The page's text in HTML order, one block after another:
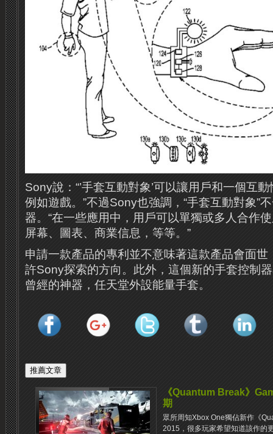
Sony說：“’手套互動對象’可以讓用戶和一個互
例如遊戲。”不過Sony也強調，“手套互動對象”
器。“在一些應用中，用戶可以單獨或多人合作
屏幕、圖表、商業信息，等等。”
申請一款產品的專利並不意味著這款產品會面
許Sony探索的方向。此外，這個新的手套控制
曾經的神器，任天堂外設能量手套。
《Quantum Break》
期
眾所周知Xbox One獨佔新作《
2015，很多玩家希望知道該作的